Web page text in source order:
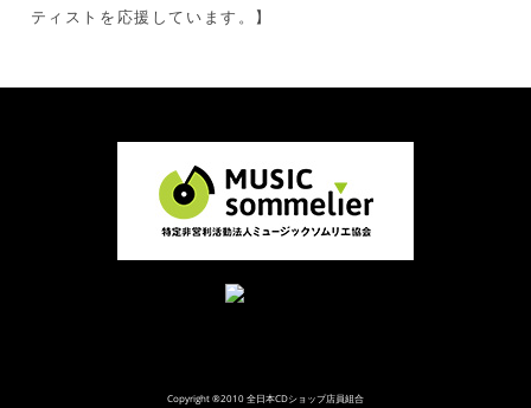
ティストを応援しています。】
Copyright ®2010 全日本CDショップ店員組合